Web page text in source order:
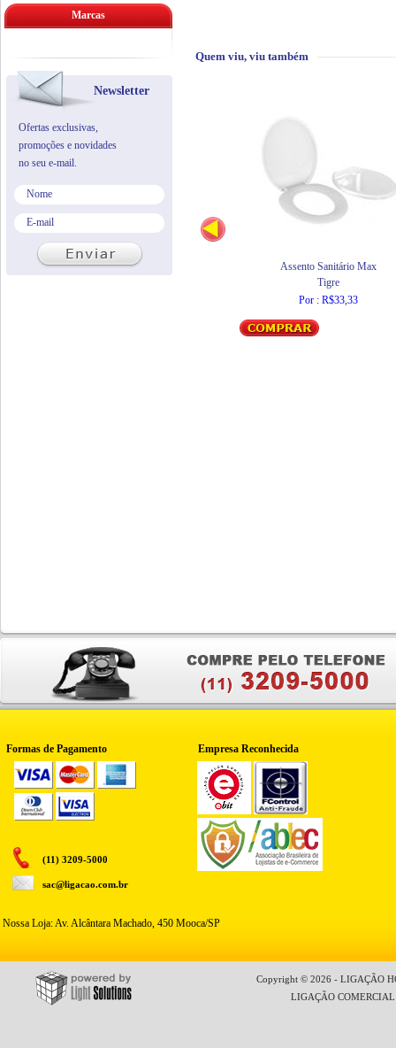
Quem viu, viu também
Assento Sanitário Max
Tigre
Por : R$33,33
Marcas
Newsletter
Ofertas exclusivas,
promoções e novidades
no seu e-mail.
Formas de Pagamento Empresa Reconhecida
(11) 3209-5000
sac@ligacao.com.br
Nossa Loja: Av. Alcântara Machado, 450 Mooca/SP
Copyright © 2026 - LIGAÇÃO
LIGAÇÃO